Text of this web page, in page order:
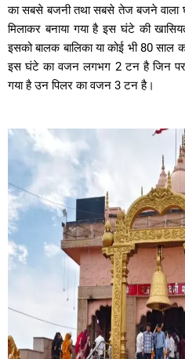
का सबसे बजनी तथा सबसे तेज बजने वाला
मिलाकर बनाया गया है इस घंटे की
इसको बालक बालिका या कोई भी 80 साल
इस घंटे का वजन लगभग 2 टन है जिन पर
गया है उन पिलर का वजन 3 टन है।